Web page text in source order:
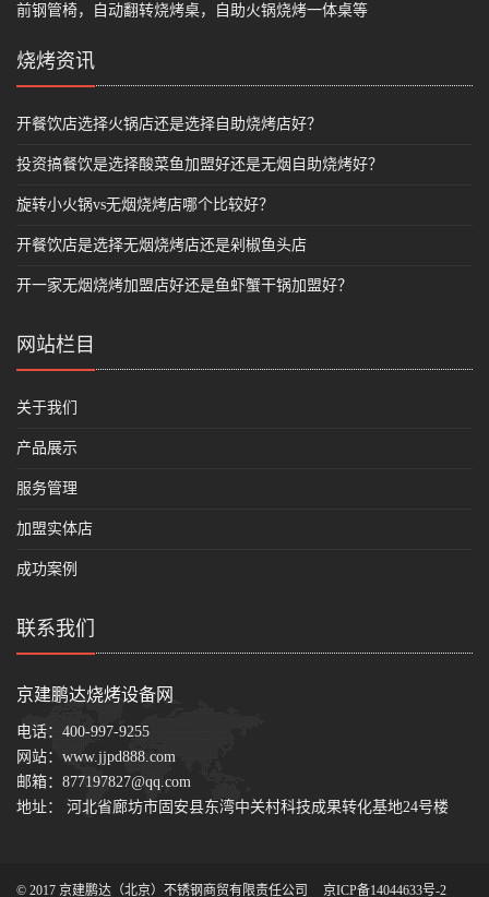
前钢管椅，自动翻转烧烤桌，自助火锅烧烤一体桌等
烧烤资讯
开餐饮店选择火锅店还是选择自助烧烤店好？
投资搞餐饮是选择酸菜鱼加盟好还是无烟自助烧烤好？
旋转小火锅vs无烟烧烤店哪个比较好？
开餐饮店是选择无烟烧烤店还是剁椒鱼头店
开一家无烟烧烤加盟店好还是鱼虾蟹干锅加盟好？
网站栏目
关于我们
产品展示
服务管理
加盟实体店
成功案例
联系我们
京建鹏达烧烤设备网
电话： 400-997-9255
网站： www.jjpd888.com
邮箱： 877197827@qq.com
地址： 河北省廊坊市固安县东湾中关村科技成果转化基地24号楼
© 2017 京建鹏达（北京）不锈钢商贸有限责任公司 京ICP备14044633号-2